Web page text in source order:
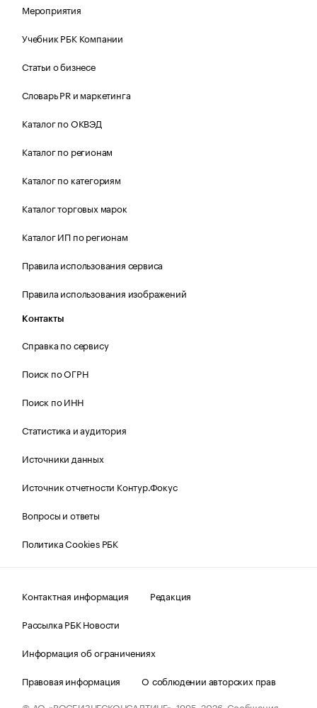
Мероприятия
Учебник РБК Компании
Статьи о бизнесе
Словарь PR и маркетинга
Каталог по ОКВЭД
Каталог по регионам
Каталог по категориям
Каталог торговых марок
Каталог ИП по регионам
Правила использования сервиса
Правила использования изображений
Контакты
Справка по сервису
Поиск по ОГРН
Поиск по ИНН
Статистика и аудитория
Источники данных
Источник отчетности Контур.Фокус
Вопросы и ответы
Политика Cookies РБК
Контактная информация
Редакция
Рассылка РБК Новости
Информация об ограничениях
Правовая информация
О соблюдении авторских прав